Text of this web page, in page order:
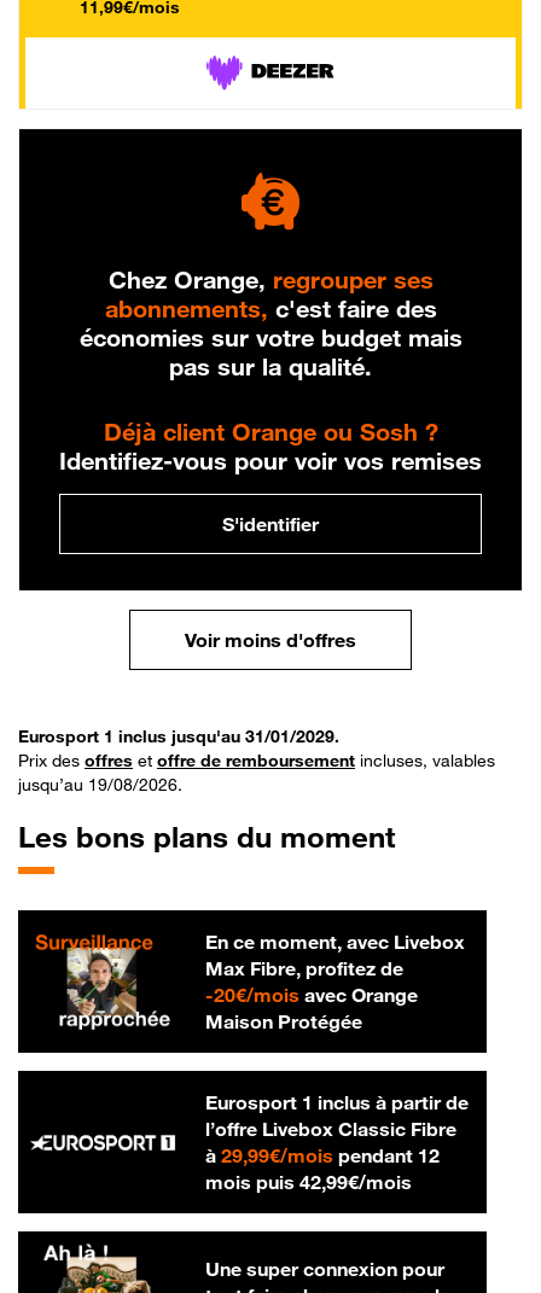
11,99€/mois
Chez Orange, regrouper ses
abonnements, c'est faire des
économies sur votre budget mais
pas sur la qualité.
Déjà client Orange ou Sosh ?
Identifiez-vous pour voir vos remises
S'identifier
Voir moins d'offres
Eurosport 1 inclus jusqu'au 31/01/2029.
Prix des offres et offre de remboursement incluses, valables
jusqu’au 19/08/2026.
Les bons plans du moment
En ce moment, avec Livebox
Max Fibre, profitez de
-20€/mois20 € par mois
avec Orange
Maison Protégée
Eurosport 1 inclus à partir de
l’offre Livebox Classic Fibre
à 29,99€/mois29,99 € par mois
pendant 12
mois puis 42,99€/mois42,99 € par
Une super connexion pour